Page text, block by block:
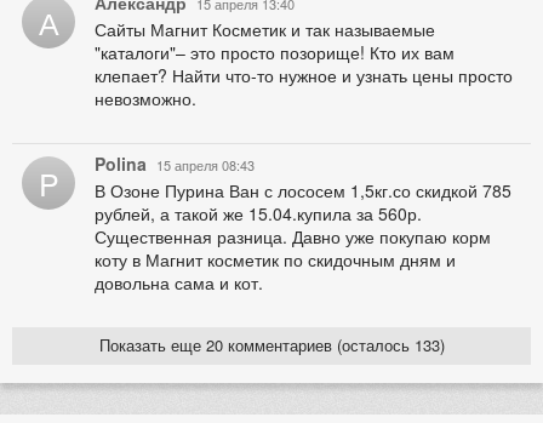
А
Сайты Магнит Косметик и так называемые
"каталоги"– это просто позорище! Кто их вам
клепает? Найти что-то нужное и узнать цены просто
невозможно.
P Polina 15 апреля 08:43
В Озоне Пурина Ван с лососем 1,5кг.со скидкой 785
рублей, а такой же 15.04.купила за 560р.
Существенная разница. Давно уже покупаю корм
коту в Магнит косметик по скидочным дням и
довольна сама и кот.
Показать еще 20 комментариев (осталось 133)